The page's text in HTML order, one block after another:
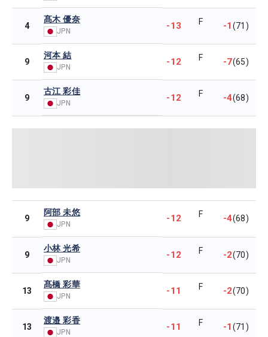
4
髙木 優奈
JPN -13 F -1(71)
9
河本 結
JPN -12 F -7(65)
9
古江 彩佳
JPN -12 F -4(68)
9
阿部 未悠
JPN
-12 F -4(68)
9
小林 光希
JPN -12 F -2(70)
13
髙橋 彩華
JPN -11 F -2(70)
13
渡邉 彩香
JPN -11 F -1(71)